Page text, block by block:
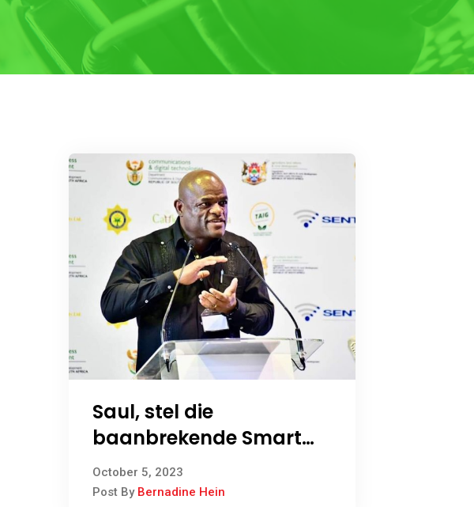
Saul, stel die
baanbrekende Smart
Farming-program
bekend
October 5, 2023
Post By Bernadine Hein